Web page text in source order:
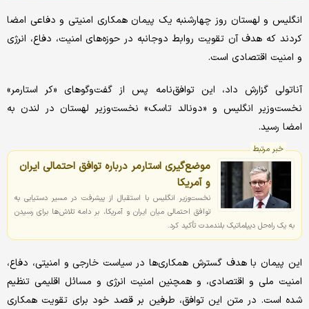
​انگلیس و لهستان روز چهارشنبه یک پیمان همکاری امنیتی و دفاعی امضا
کردند که هدف آن تقویت روابط دوجانبه در حوزه‌های امنیت، دفاع، انرژی
و امنیت اقتصادی است.
آناتولی گزارش داد، این توافق‌نامه پس از گفت‌وگوهای «کر استارمر»
نخست‌وزیر انگلیس و «دونالد تاسک» نخست‌وزیر لهستان در لندن به
امضا رسید.
خبر مرتبط
موضع‌گیری استارمر درباره توافق احتمالی ایران
و آمریکا
نخست‌وزیر انگلیس با استقبال از پیشرفت در مسیر دستیابی به
توافق احتمالی میان ایران و آمریکا، بر دامه تلاش‌ها برای رسیدن
به یک راه‌حل دیپلماتیک بلندمدت تأکید کرد.
این پیمان با هدف گسترش همکاری‌ها در سیاست خارجی و امنیتی، دفاع،
امنیت ملی و اقتصادی، و همچنین امنیت انرژی و مسائل اقلیمی تنظیم
شده است. در متن این توافق، طرفین بر قصد خود برای تقویت همکاری